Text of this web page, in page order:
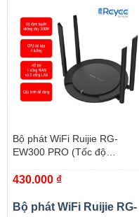
Bộ phát WiFi Ruijie RG-
EW300 PRO (Tốc độ
430.000 ₫
Bộ phát WiFi Ruijie RG-